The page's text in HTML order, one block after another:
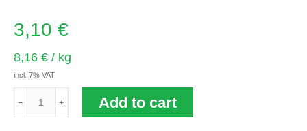
3,10 €
8,16 € / kg
incl. 7% VAT
*Bio
Add to cart